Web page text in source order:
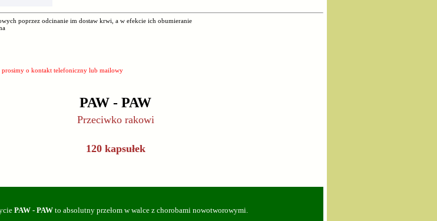
poprzez odcinanie im dostaw krwi, a w efekcie ich obumieranie
prosimy o kontakt telefoniczny lub mailowy
PAW - PAW
Przeciwko rakowi
120 kapsułek
PAW - PAW to absolutny przełom w walce z chorobami nowotworowymi.